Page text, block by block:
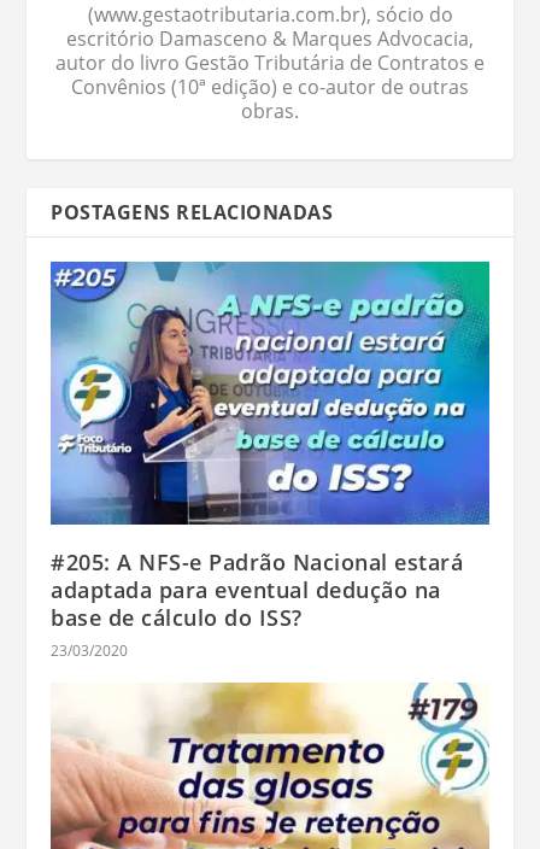
(www.gestaotributaria.com.br), sócio do
escritório Damasceno & Marques Advocacia,
autor do livro Gestão Tributária de Contratos e
Convênios (10ª edição) e co-autor de outras
obras.
POSTAGENS RELACIONADAS
#205: A NFS-e Padrão Nacional estará
adaptada para eventual dedução na
base de cálculo do ISS?
23/03/2020